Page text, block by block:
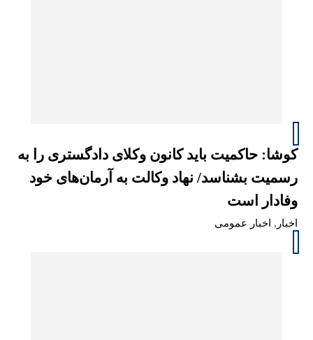
کوشا: حاکمیت باید کانون وکلای دادگستری را به
رسمیت بشناسد/ نهاد وکالت به آرمان‌های خود
وفادار است
اخبار , اخبار عمومی